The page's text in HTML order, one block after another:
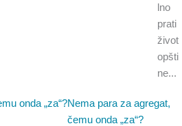
lno
prati
život
opšti
ne...
Nema para za agregat,
čemu onda „za“?